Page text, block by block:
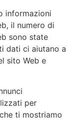
informazioni
il numero di
sono state
dati ci aiutano a
sito Web e
per
ti mostriamo